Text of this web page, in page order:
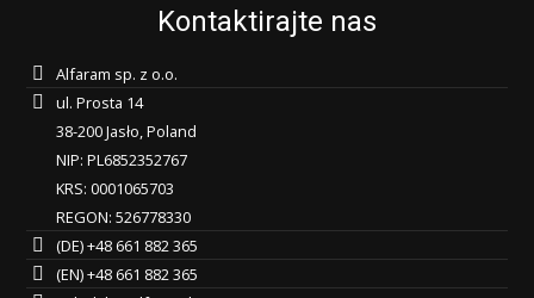
Kontaktirajte nas
Alfaram sp. z o.o.
ul. Prosta 14
38-200 Jasło, Poland
NIP: PL6852352767
KRS: 0001065703
REGON: 526778330
(DE) +48 661 882 365
(EN) +48 661 882 365